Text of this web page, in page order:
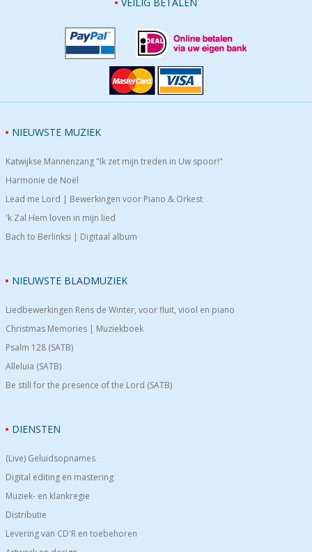
NIEUWSTE MUZIEK
Katwijkse Mannenzang "Ik zet mijn treden in Uw spoor!"
Harmonie de Noël
Lead me Lord | Bewerkingen voor Piano & Orkest
'k Zal Hem loven in mijn lied
Bach to Berlinksi | Digitaal album
NIEUWSTE BLADMUZIEK
Liedbewerkingen Rens de Winter, voor fluit, viool en piano
Christmas Memories | Muziekboek
Psalm 128 (SATB)
Alleluia (SATB)
Be still for the presence of the Lord (SATB)
DIENSTEN
(Live) Geluidsopnames
Digital editing en mastering
Muziek- en klankregie
Distributie
Levering van CD'R en toebehoren